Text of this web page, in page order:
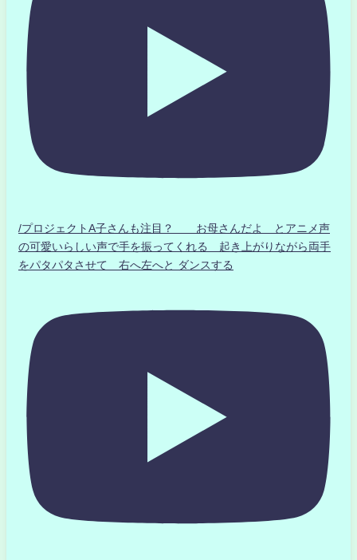
/プロジェクトA子さんも注目？ お母さんだよ とアニメ声
の可愛いらしい声で手を振ってくれる 起き上がりながら両手
をパタパタさせて 右へ左へと ダンスする